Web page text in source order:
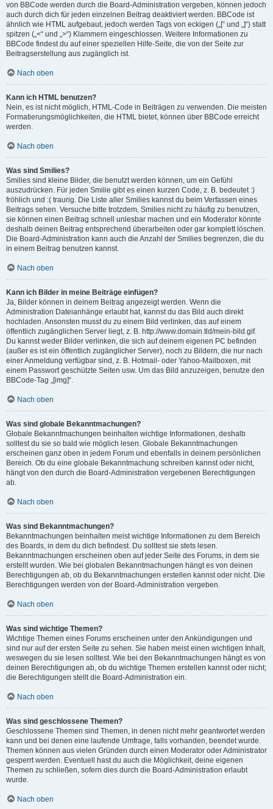
von BBCode werden durch die Board-Administration vergeben, können jedoch
auch durch dich für jeden einzelnen Beitrag deaktiviert werden. BBCode ist
ähnlich wie HTML aufgebaut, jedoch werden Tags von eckigen („[“ und „]“) statt
spitzen („<“ und „>“) Klammern eingeschlossen. Weitere Informationen zu
BBCode findest du auf einer speziellen Hilfe-Seite, die von der Seite zur
Beitragserstellung aus zugänglich ist.
Nach oben
Kann ich HTML benutzen?
Nein, es ist nicht möglich, HTML-Code in Beiträgen zu verwenden. Die meisten
Formatierungsmöglichkeiten, die HTML bietet, können über BBCode erreicht
werden.
Nach oben
Was sind Smilies?
Smilies sind kleine Bilder, die benutzt werden können, um ein Gefühl
auszudrücken. Für jeden Smilie gibt es einen kurzen Code, z. B. bedeutet :)
fröhlich und :( traurig. Die Liste aller Smilies kannst du beim Verfassen eines
Beitrags sehen. Versuche bitte trotzdem, Smilies nicht zu häufig zu benutzen,
sie können einen Beitrag schnell unlesbar machen und ein Moderator könnte
deshalb deinen Beitrag entsprechend überarbeiten oder gar komplett löschen.
Die Board-Administration kann auch die Anzahl der Smilies begrenzen, die du
in einem Beitrag benutzen kannst.
Nach oben
Kann ich Bilder in meine Beiträge einfügen?
Ja, Bilder können in deinem Beitrag angezeigt werden. Wenn die
Administration Dateianhänge erlaubt hat, kannst du das Bild auch direkt
hochladen. Ansonsten musst du zu einem Bild verlinken, das auf einem
öffentlich zugänglichen Server liegt, z. B. http://www.domain.tld/mein-bild.gif.
Du kannst weder Bilder verlinken, die sich auf deinem eigenen PC befinden
(außer es ist ein öffentlich zugänglicher Server), noch zu Bildern, die nur nach
einer Anmeldung verfügbar sind, z. B. Hotmail- oder Yahoo-Mailboxen, mit
einem Passwort geschützte Seiten usw. Um das Bild anzuzeigen, benutze den
BBCode-Tag „[img]“.
Nach oben
Was sind globale Bekanntmachungen?
Globale Bekanntmachungen beinhalten wichtige Informationen, deshalb
solltest du sie so bald wie möglich lesen. Globale Bekanntmachungen
erscheinen ganz oben in jedem Forum und ebenfalls in deinem persönlichen
Bereich. Ob du eine globale Bekanntmachung schreiben kannst oder nicht,
hängt von den durch die Board-Administration vergebenen Berechtigungen
ab.
Nach oben
Was sind Bekanntmachungen?
Bekanntmachungen beinhalten meist wichtige Informationen zu dem Bereich
des Boards, in dem du dich befindest. Du solltest sie stets lesen.
Bekanntmachungen erscheinen oben auf jeder Seite des Forums, in dem sie
erstellt wurden. Wie bei globalen Bekanntmachungen hängt es von deinen
Berechtigungen ab, ob du Bekanntmachungen erstellen kannst oder nicht. Die
Berechtigungen werden von der Board-Administration vergeben.
Nach oben
Was sind wichtige Themen?
Wichtige Themen eines Forums erscheinen unter den Ankündigungen und
sind nur auf der ersten Seite zu sehen. Sie haben meist einen wichtigen Inhalt,
weswegen du sie lesen solltest. Wie bei den Bekanntmachungen hängt es von
deinen Berechtigungen ab, ob du wichtige Themen erstellen kannst oder nicht;
die Berechtigungen stellt die Board-Administration ein.
Nach oben
Was sind geschlossene Themen?
Geschlossene Themen sind Themen, in denen nicht mehr geantwortet werden
kann und bei denen eine laufende Umfrage, falls vorhanden, beendet wurde.
Themen können aus vielen Gründen durch einen Moderator oder Administrator
gesperrt werden. Eventuell hast du auch die Möglichkeit, deine eigenen
Themen zu schließen, sofern dies durch die Board-Administration erlaubt
wurde.
Nach oben